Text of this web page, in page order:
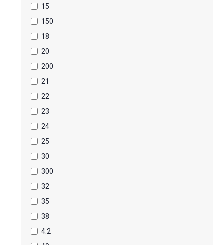
15
150
18
20
200
21
22
23
24
25
30
300
32
35
38
4.2